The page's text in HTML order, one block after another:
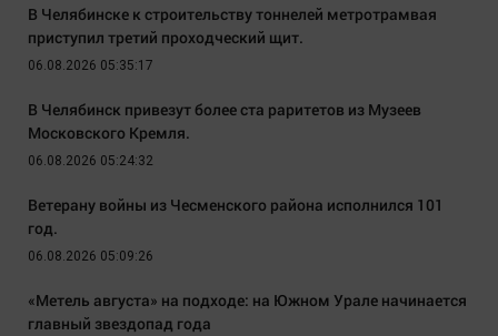
В Челябинске к строительству тоннелей метротрамвая
приступил третий проходческий щит.
06.08.2026 05:35:17
В Челябинск привезут более ста раритетов из Музеев
Московского Кремля.
06.08.2026 05:24:32
Ветерану войны из Чесменского района исполнился 101
год.
06.08.2026 05:09:26
«Метель августа» на подходе: на Южном Урале начинается
главный звездопад года